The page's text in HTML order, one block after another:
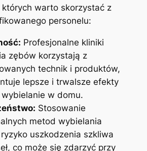
⁤warto skorzystać z
personelu:
Profesjonalne kliniki
zębów korzystają z
⁣technik i produktów,
lepsze i trwalsze efekty
w domu.
Stosowanie
metod wybielania​
uszkodzenia szkliwa
co może się zdarzyć przy